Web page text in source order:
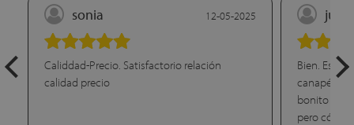
sonia 12-05-2025
Caliddad-Precio. Satisfactorio relación
calidad precio
Bien.
canapé
bonito el
pero